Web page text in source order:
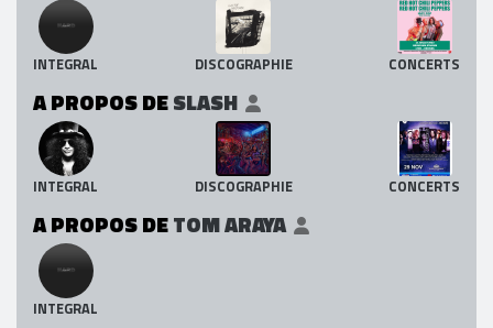
INTEGRAL DISCOGRAPHIE CONCERTS
A PROPOS DESLASH
INTEGRAL DISCOGRAPHIE CONCERTS
A PROPOS DETOM ARAYA
INTEGRAL